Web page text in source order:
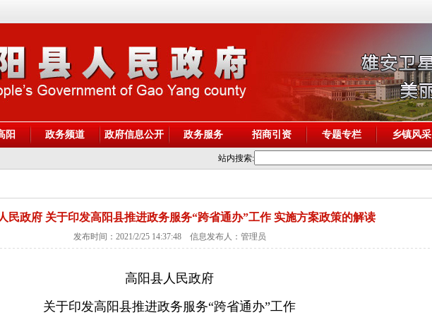
阳 政务频道 政府信息公开 政务服务 招商引资 专题专栏 乡镇风采
站内搜索:
民政府 关于印发高阳县推进政务服务“跨省通办”工作 实施方案政策的解读
发布时间：2021/2/25 14:37:48 信息发布人：管理员
高阳县人民政府
关于印发高阳县推进政务服务“跨省通办”工作